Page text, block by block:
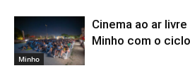
Minho
Cinema ao ar
Minho com o